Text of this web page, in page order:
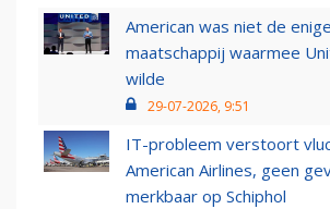
American was niet de
maatschappij waarmee
wilde
29-07-2026, 9:51
IT-probleem verstoort
American Airlines, geen
merkbaar op Schiphol